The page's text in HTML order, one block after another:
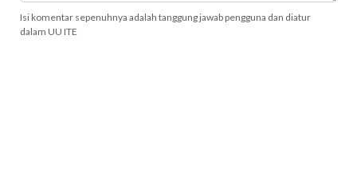
Isi komentar sepenuhnya adalah tanggung jawab pengguna dan diatur
dalam UU ITE